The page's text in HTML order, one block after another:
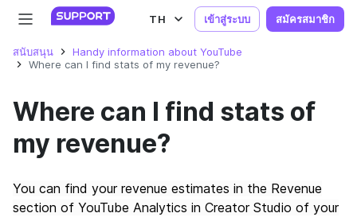
TH เข้าสู่ระบบ สมัครสมาชิก
สนับสนุน
Handy information about YouTube
Where can I find stats of my revenue?
Where can I find stats of
my revenue?
You can find your revenue estimates in the Revenue
section of YouTube Analytics in Creator Studio of your